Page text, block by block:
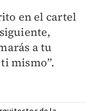
en el cartel
a tu
mismo”.